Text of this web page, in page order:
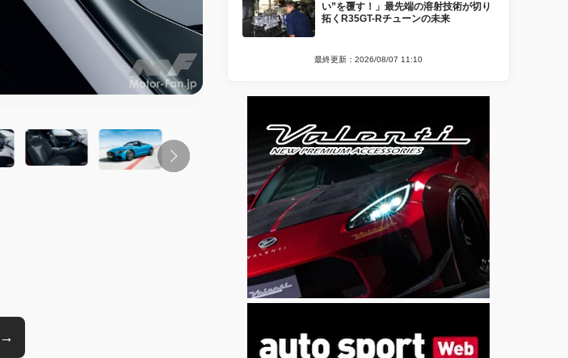
→
い”を覆す！」最先端の溶射技術が切り
拓くR35GT-Rチューンの未来
最終更新：2026/08/07 11:10